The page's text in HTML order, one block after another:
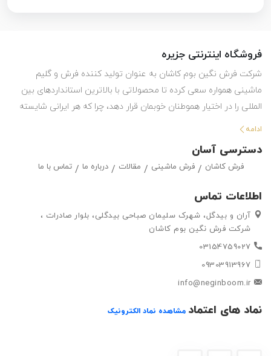
فروشگاه اینترنتی جزیره
شرکت فرش نگین بوم کاشان به عنوان تولید کننده فرش و گلیم
ماشینی همواره سعی کرده تا محصولاتی با بالاترین استانداردهای بین
المللی را در اختیار هموطنان خوبمان قرار دهد، چرا که هر ایرانی شایسته
استفاده از بهترین هاست. این شرکت با تولید انواع فرش ماشینی و گلیم
مشتریان خود قرار داده تا بتوانند متناسب با سلیقه خود ، فرش ماشینی
و گلیم مورد علاقه خود را به راحتی انتتخاب کرده و خریداری کنند.
ادامه
اطلاعات تماس
آران و بیدگل، شهرک سلیمان صباحی بیدگلی، بلوار صادرات ،
شرکت فرش نگین بوم کاشان
03154759027
09303913967
info@neginboom.ir
دسترسی آسان
فرش کاشان فرش ماشینی مقالات درباره ما تماس با ما
نماد های اعتماد مشاهده نماد الکترونیک